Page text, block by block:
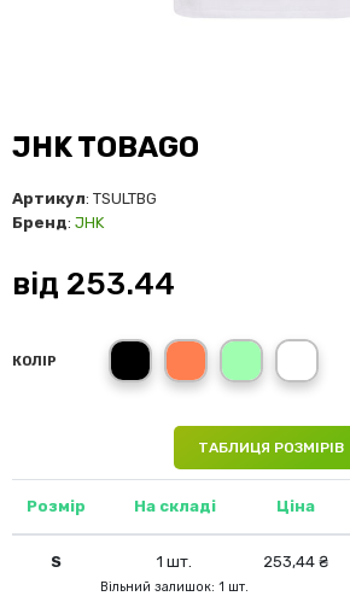
JHK TOBAGO
Артикул: TSULTBG
Бренд: JHK
від 253.44
КОЛІР
чорний (BK)кораловий (CO)ментоловий (MG)
білий (WH)
ТАБЛИЦЯ РОЗМІРІВ
Розмір На складі Ціна
S 1 шт.
Вільний залишок: 1 шт.
253,44 ₴